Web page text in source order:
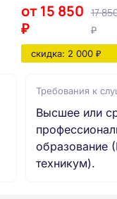
от 15 850
₽
17
₽
скидка: 2 000 ₽
Требования к
Высшее или
образование
техникум).